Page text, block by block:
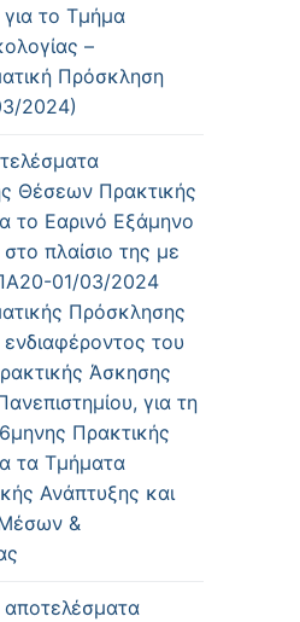
το Τμήμα
–
Πρόσκληση
2024)
Θέσεων Πρακτικής
το Εαρινό Εξάμηνο
πλαίσιο της με
01/03/2024
Πρόσκλησης
του
Άσκησης
για τη
Πρακτικής
τα Τμήματα
Ανάπτυξης και
&